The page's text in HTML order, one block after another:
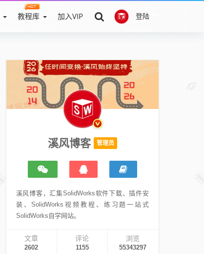
登陆
教程库 加入VIP
溪风博客 管理员
溪风博客，汇集SolidWorks软件下载、插件安
装、SolidWorks视频教程、练习题一站式
SolidWorks自学网站。
文章
2602
评论
1155
浏览
55343297